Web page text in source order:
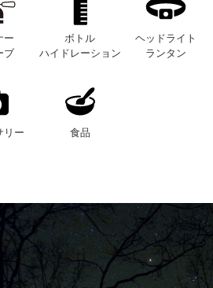
ー
ブ
ボトル
ハイドレーション
ヘッドライト
ランタン
リー 食品